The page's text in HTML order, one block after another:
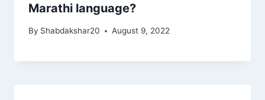
Marathi language?
By Shabdakshar20 August 9, 2022